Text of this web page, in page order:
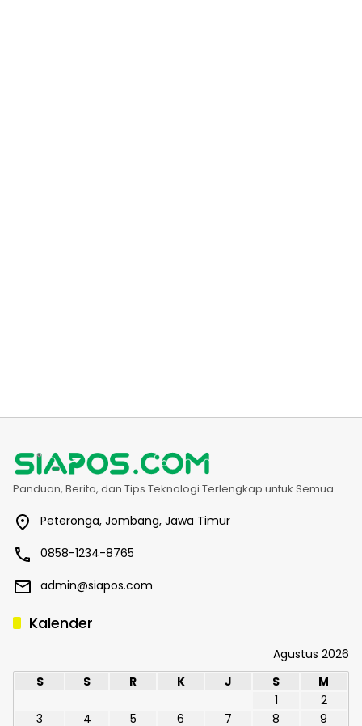
Panduan, Berita, dan Tips Teknologi Terlengkap untuk Semua
Peteronga, Jombang, Jawa Timur
0858-1234-8765
admin@siapos.com
Kalender
Agustus 2026
S
S R K J S
M
1
2
3
4 5 6 7 8 9